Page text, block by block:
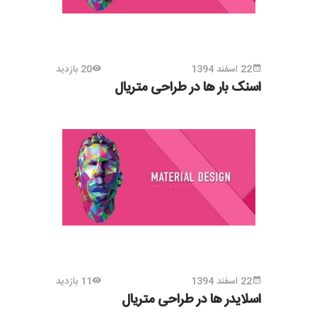
22 اسفند 1394 20 بازدید
اسنک بار ها در طراحی متریال
22 اسفند 1394 11 بازدید
اسلایدر ها در طراحی متریال